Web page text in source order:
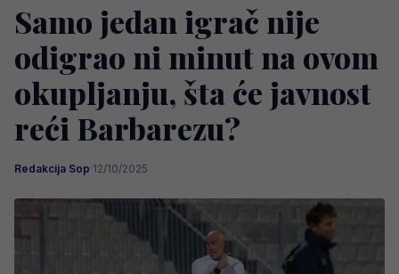
Samo jedan igrač nije
odigrao ni minut na ovom
okupljanju, šta će javnost
reći Barbarezu?
Redakcija Sop·12/10/2025